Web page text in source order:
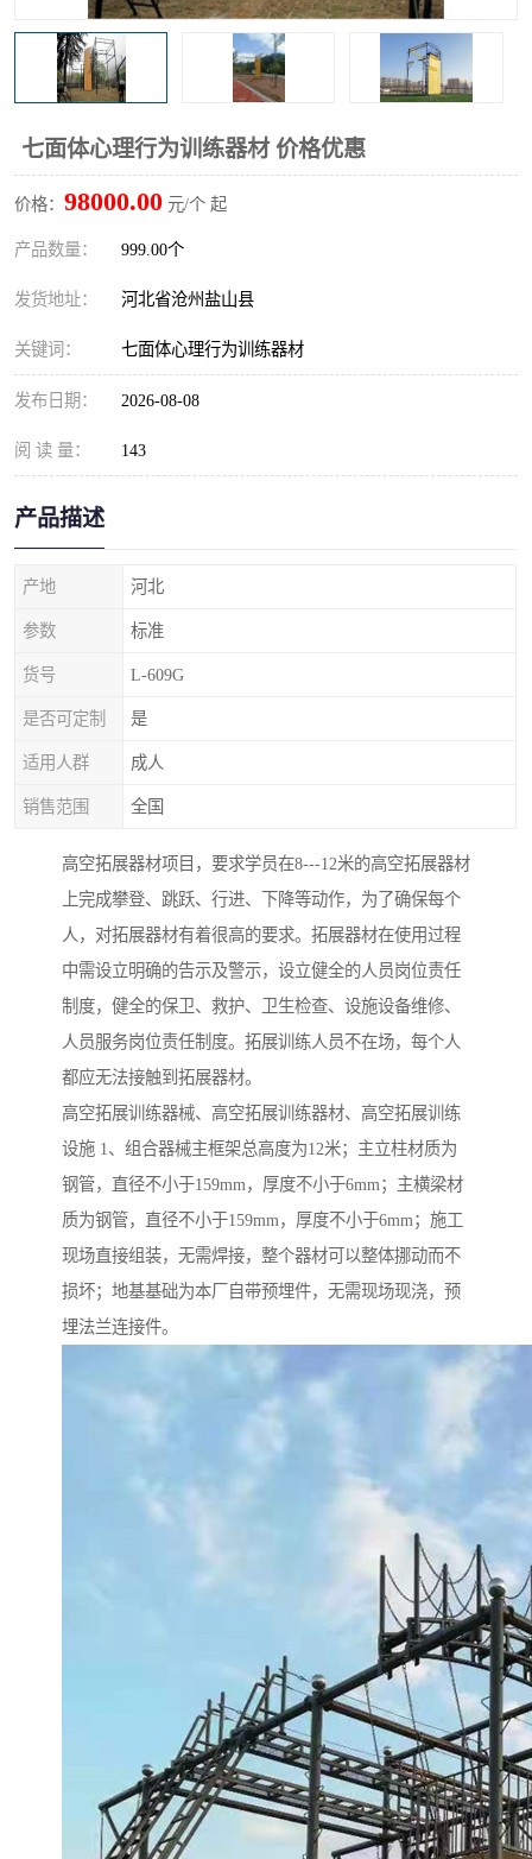
七面体心理行为训练器材 价格优惠
价格： 98000.00 元/个 起
产品数量： 999.00个
发货地址： 河北省沧州盐山县
关键词： 七面体心理行为训练器材
发布日期： 2026-08-08
阅 读 量： 143
产品描述
产地 河北
参数 标准
货号 L-609G
是否可定制 是
适用人群 成人
销售范围 全国
高空拓展器材项目，要求学员在8---12米的高空拓展器材
上完成攀登、跳跃、行进、下降等动作，为了确保每个
人，对拓展器材有着很高的要求。拓展器材在使用过程
中需设立明确的告示及警示，设立健全的人员岗位责任
制度，健全的保卫、救护、卫生检查、设施设备维修、
人员服务岗位责任制度。拓展训练人员不在场，每个人
都应无法接触到拓展器材。
高空拓展训练器械、高空拓展训练器材、高空拓展训练
设施 1、组合器械主框架总高度为12米；主立柱材质为
钢管，直径不小于159mm，厚度不小于6mm；主横梁材
质为钢管，直径不小于159mm，厚度不小于6mm；施工
现场直接组装，无需焊接，整个器材可以整体挪动而不
损坏；地基基础为本厂自带预埋件，无需现场现浇，预
埋法兰连接件。